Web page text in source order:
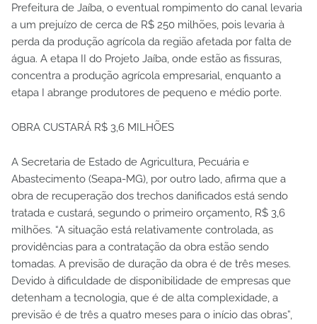
Prefeitura de Jaíba, o eventual rompimento do canal levaria
a um prejuízo de cerca de R$ 250 milhões, pois levaria à
perda da produção agrícola da região afetada por falta de
água. A etapa II do Projeto Jaíba, onde estão as fissuras,
concentra a produção agrícola empresarial, enquanto a
etapa I abrange produtores de pequeno e médio porte.
OBRA CUSTARÁ R$ 3,6 MILHÕES
A Secretaria de Estado de Agricultura, Pecuária e
Abastecimento (Seapa-MG), por outro lado, afirma que a
obra de recuperação dos trechos danificados está sendo
tratada e custará, segundo o primeiro orçamento, R$ 3,6
milhões. “A situação está relativamente controlada, as
providências para a contratação da obra estão sendo
tomadas. A previsão de duração da obra é de três meses.
Devido à dificuldade de disponibilidade de empresas que
detenham a tecnologia, que é de alta complexidade, a
previsão é de três a quatro meses para o início das obras”,